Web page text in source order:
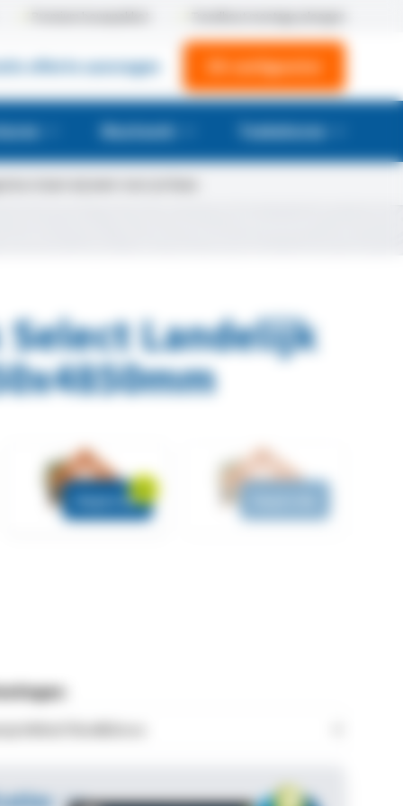
offerte aanvragen 3D-configurator
Maatwerk Toebehoren
Select Landelijk
Diepte 5m